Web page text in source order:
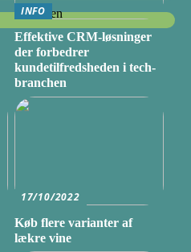
INFO
Effektive CRM-løsninger
der forbedrer
kundetilfredsheden i tech-
branchen
17/10/2022
Køb flere varianter af
lækre vine